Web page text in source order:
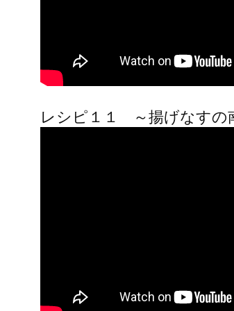
レシピ１１ ～揚げなすの